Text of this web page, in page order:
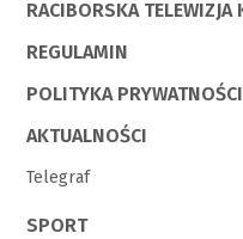
RACIBORSKA TELEWIZJA
REGULAMIN
POLITYKA
AKTUALNOŚCI
Telegraf
SPORT